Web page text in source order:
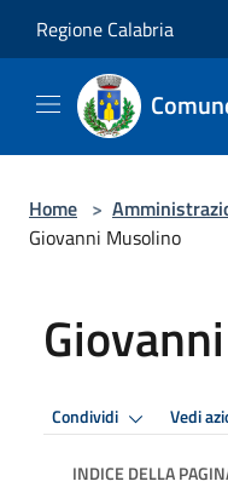
Regione Calabria
Home >
Giovanni Musolino
Condividi Vedi
INDICE DELLA